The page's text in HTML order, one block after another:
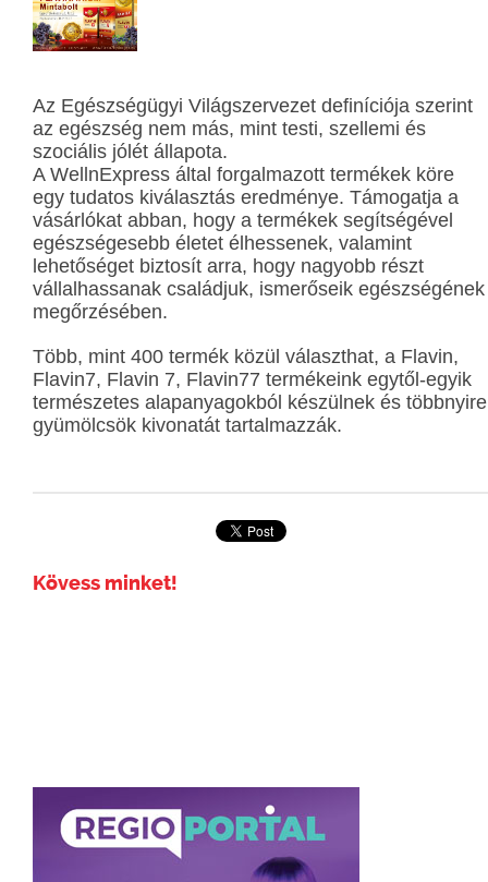
Az Egészségügyi Világszervezet definíciója szerint
az egészség nem más, mint testi, szellemi és
szociális jólét állapota.
A WellnExpress által forgalmazott termékek köre
egy tudatos kiválasztás eredménye. Támogatja a
vásárlókat abban, hogy a termékek segítségével
egészségesebb életet élhessenek, valamint
lehetőséget biztosít arra, hogy nagyobb részt
vállalhassanak családjuk, ismerőseik egészségének
megőrzésében.
Több, mint 400 termék közül választhat, a Flavin,
Flavin7, Flavin 7, Flavin77 termékeink egytől-egyik
természetes alapanyagokból készülnek és többnyire
gyümölcsök kivonatát tartalmazzák.
Kövess minket!